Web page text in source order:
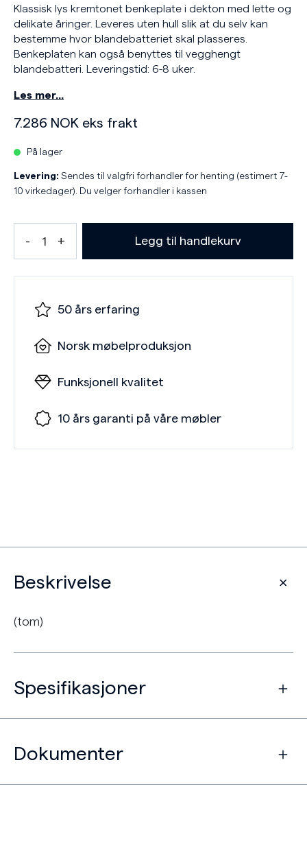
Klassisk lys kremtonet benkeplate i dekton med lette og
delikate åringer. Leveres uten hull slik at du selv kan
bestemme hvor blandebatteriet skal plasseres.
Benkeplaten kan også benyttes til vegghengt
blandebatteri. Leveringstid: 6-8 uker.
Les mer…
7.286 NOK eks frakt
På lager
Levering: Sendes til valgfri forhandler for henting (estimert 7-
10 virkedager). Du velger forhandler i kassen
Legg til handlekurv
50 års erfaring
Norsk møbelproduksjon
Funksjonell kvalitet
10 års garanti på våre møbler
Beskrivelse
(tom)
Spesifikasjoner
Dokumenter